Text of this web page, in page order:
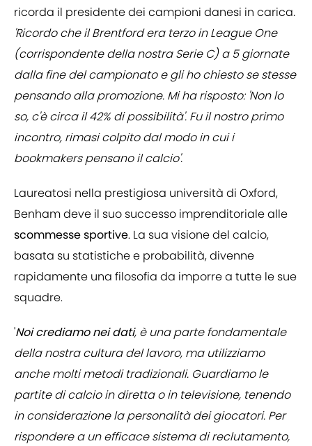
ricorda il presidente dei campioni danesi in carica.
'Ricordo che il Brentford era terzo in League One
(corrispondente della nostra Serie C) a 5 giornate
dalla fine del campionato e gli ho chiesto se stesse
pensando alla promozione. Mi ha risposto: 'Non lo
so, c'è circa il 42% di possibilità'. Fu il nostro primo
incontro, rimasi colpito dal modo in cui i
bookmakers pensano il calcio'.
Laureatosi nella prestigiosa università di Oxford,
Benham deve il suo successo imprenditoriale alle
scommesse sportive. La sua visione del calcio,
basata su statistiche e probabilità, divenne
rapidamente una filosofia da imporre a tutte le sue
squadre.
'Noi crediamo nei dati, è una parte fondamentale
della nostra cultura del lavoro, ma utilizziamo
anche molti metodi tradizionali. Guardiamo le
partite di calcio in diretta o in televisione, tenendo
in considerazione la personalità dei giocatori. Per
rispondere a un efficace sistema di reclutamento,